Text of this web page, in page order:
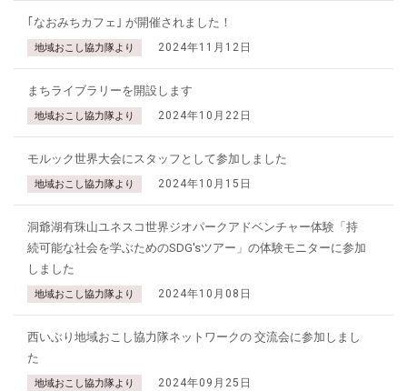
｢なおみちカフェ｣ が開催されました！
地域おこし協力隊より 2024年11月12日
まちライブラリーを開設します
地域おこし協力隊より 2024年10月22日
モルック世界大会にスタッフとして参加しました
地域おこし協力隊より 2024年10月15日
洞爺湖有珠山ユネスコ世界ジオパークアドベンチャー体験「持
続可能な社会を学ぶためのSDG'sツアー」の体験モニターに参加
しました
地域おこし協力隊より 2024年10月08日
西いぶり地域おこし協力隊ネットワークの 交流会に参加しまし
た
地域おこし協力隊より 2024年09月25日